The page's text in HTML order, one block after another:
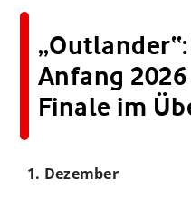
Anfang
Finale im
1. Dezember